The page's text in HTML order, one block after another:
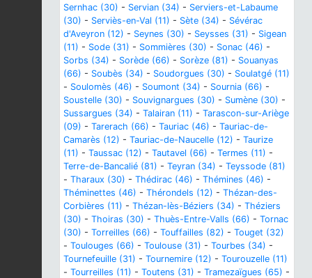
Sernhac (30) - Servian (34) - Serviers-et-Labaume
(30) - Serviès-en-Val (11) - Sète (34) - Sévérac
d'Aveyron (12) - Seynes (30) - Seysses (31) - Sigean
(11) - Sode (31) - Sommières (30) - Sonac (46) -
Sorbs (34) - Sorède (66) - Sorèze (81) - Souanyas
(66) - Soubès (34) - Soudorgues (30) - Soulatgé (11)
- Soulomès (46) - Soumont (34) - Sournia (66) -
Soustelle (30) - Souvignargues (30) - Sumène (30) -
Sussargues (34) - Talairan (11) - Tarascon-sur-Ariège
(09) - Tarerach (66) - Tauriac (46) - Tauriac-de-
Camarès (12) - Tauriac-de-Naucelle (12) - Taurize
(11) - Taussac (12) - Tautavel (66) - Termes (11) -
Terre-de-Bancalié (81) - Teyran (34) - Teyssode (81)
- Tharaux (30) - Thédirac (46) - Thémines (46) -
Théminettes (46) - Thérondels (12) - Thézan-des-
Corbières (11) - Thézan-lès-Béziers (34) - Théziers
(30) - Thoiras (30) - Thuès-Entre-Valls (66) - Tornac
(30) - Torreilles (66) - Touffailles (82) - Touget (32)
- Toulouges (66) - Toulouse (31) - Tourbes (34) -
Tournefeuille (31) - Tournemire (12) - Tourouzelle (11)
- Tourreilles (11) - Toutens (31) - Tramezaïgues (65) -